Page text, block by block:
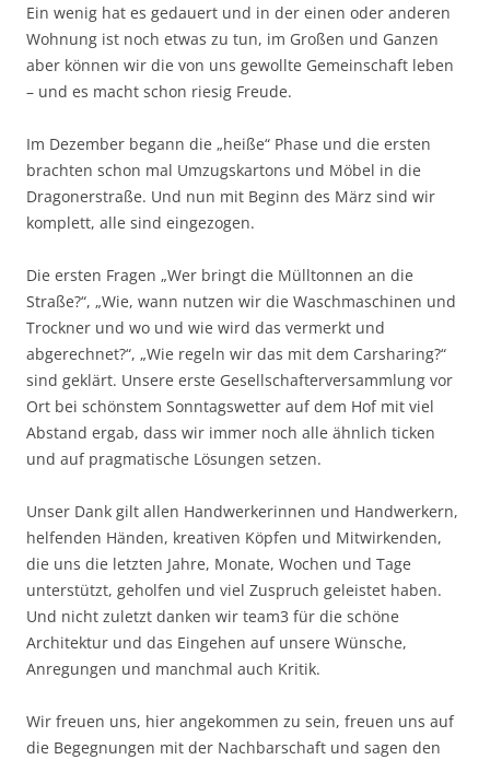
Ein wenig hat es gedauert und in der einen oder anderen
Wohnung ist noch etwas zu tun, im Großen und Ganzen
aber können wir die von uns gewollte Gemeinschaft leben
– und es macht schon riesig Freude.
Im Dezember begann die „heiße“ Phase und die ersten
brachten schon mal Umzugskartons und Möbel in die
Dragonerstraße. Und nun mit Beginn des März sind wir
komplett, alle sind eingezogen.
Die ersten Fragen „Wer bringt die Mülltonnen an die
Straße?“, „Wie, wann nutzen wir die Waschmaschinen und
Trockner und wo und wie wird das vermerkt und
abgerechnet?“, „Wie regeln wir das mit dem Carsharing?“
sind geklärt. Unsere erste Gesellschafterversammlung vor
Ort bei schönstem Sonntagswetter auf dem Hof mit viel
Abstand ergab, dass wir immer noch alle ähnlich ticken
und auf pragmatische Lösungen setzen.
Unser Dank gilt allen Handwerkerinnen und Handwerkern,
helfenden Händen, kreativen Köpfen und Mitwirkenden,
die uns die letzten Jahre, Monate, Wochen und Tage
unterstützt, geholfen und viel Zuspruch geleistet haben.
Und nicht zuletzt danken wir team3 für die schöne
Architektur und das Eingehen auf unsere Wünsche,
Anregungen und manchmal auch Kritik.
Wir freuen uns, hier angekommen zu sein, freuen uns auf
die Begegnungen mit der Nachbarschaft und sagen den